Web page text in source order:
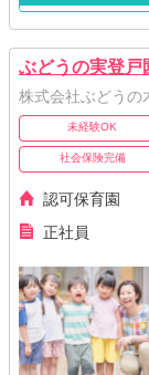
ぶどうの実登戸
株式会社ぶどうの
未経験OK
社会保険完備
認可保育園
正社員